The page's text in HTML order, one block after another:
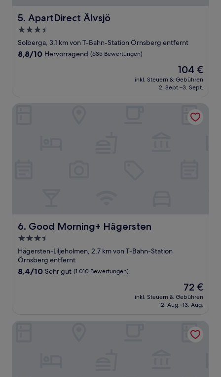
5. ApartDirect Älvsjö
ApartDirect Älvsjö
3.5-
Sterne-
Unterkunft
Solberga, 3,1 km von T-Bahn-Station Örnsberg entfernt
8.8
8,8/10 Hervorragend (635 Bewertungen)
Der
Preis
beträgt
104 €
inkl. Steuern & Gebühren
2. Sept.–3. Sept.
6. Good Morning+ Hägersten
Good Morning+ Hägersten
3.5-
Sterne-
Unterkunft
Hägersten-Liljeholmen, 2,7 km von T-Bahn-Station
Örnsberg entfernt
8.4
Bewertungen)
8,4/10 Sehr gut (1.010 Bewertungen)
Der
Preis
beträgt
72 €
inkl. Steuern & Gebühren
12. Aug.–13. Aug.